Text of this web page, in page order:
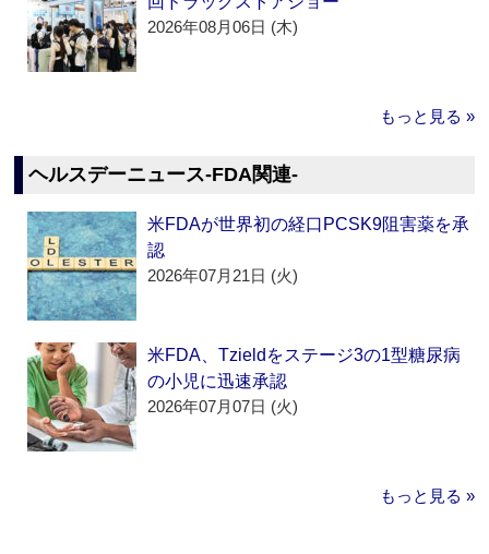
2026年08月06日 (木)
もっと見る »
ヘルスデーニュース‐FDA関連‐
米FDAが世界初の経口PCSK9阻害薬を承
認
2026年07月21日 (火)
米FDA、Tzieldをステージ3の1型糖尿病
の小児に迅速承認
2026年07月07日 (火)
もっと見る »